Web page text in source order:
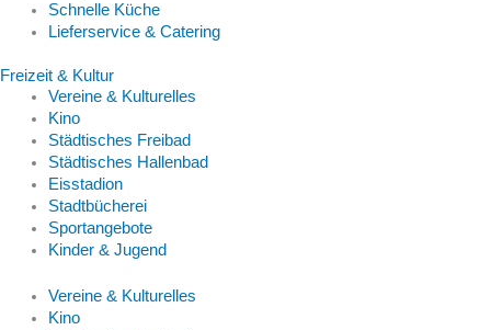
Schnelle Küche
Lieferservice & Catering
Freizeit & Kultur
Vereine & Kulturelles
Kino
Städtisches Freibad
Städtisches Hallenbad
Eisstadion
Stadtbücherei
Sportangebote
Kinder & Jugend
Vereine & Kulturelles
Kino